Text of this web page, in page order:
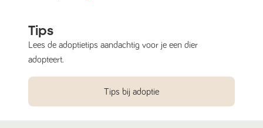
Tips
Lees de adoptietips aandachtig voor je een dier
adopteert.
Tips bij adoptie